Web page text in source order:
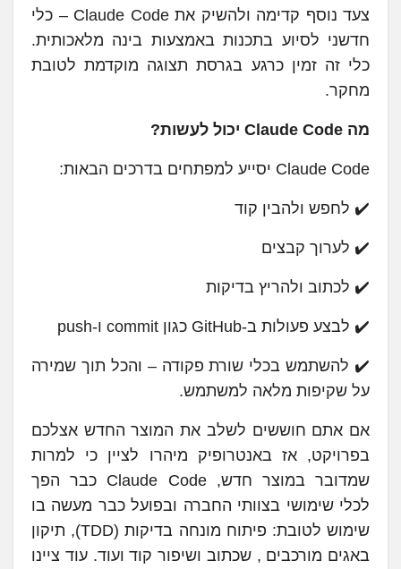
צעד נוסף קדימה ולהשיק את Claude Code – כלי
חדשני לסיוע בתכנות באמצעות בינה מלאכותית.
כלי זה זמין כרגע בגרסת תצוגה מוקדמת לטובת
מחקר.
מה Claude Code יכול לעשות?
Claude Code יסייע למפתחים בדרכים הבאות:
✔️ לחפש ולהבין קוד
✔️ לערוך קבצים
✔️ לכתוב ולהריץ בדיקות
✔️ לבצע פעולות ב-GitHub כגון commit ו-push
✔️ להשתמש בכלי שורת פקודה – והכל תוך שמירה
על שקיפות מלאה למשתמש.
אם אתם חוששים לשלב את המוצר החדש אצלכם
בפרויקט, אז באנטרופיק מיהרו לציין כי למרות
שמדובר במוצר חדש, Claude Code כבר הפך
לכלי שימושי בצוותי החברה ובפועל כבר מעשה בו
שימוש לטובת: פיתוח מונחה בדיקות (TDD), תיקון
באגים מורכבים , שכתוב ושיפור קוד ועוד. עוד ציינו